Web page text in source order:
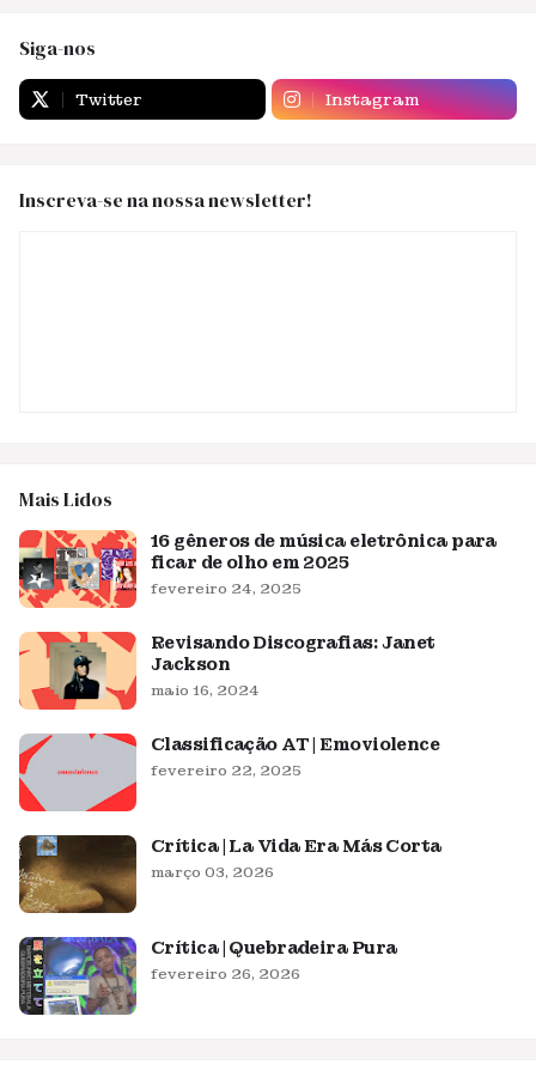
Siga-nos
Twitter Instagram
Inscreva-se na nossa newsletter!
Mais Lidos
16 gêneros de música eletrônica para
ficar de olho em 2025
fevereiro 24, 2025
Revisando Discografias: Janet
Jackson
maio 16, 2024
Classificação AT | Emoviolence
fevereiro 22, 2025
Crítica | La Vida Era Más Corta
março 03, 2026
Crítica | Quebradeira Pura
fevereiro 26, 2026